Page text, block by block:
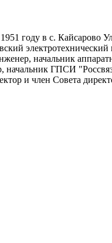
году в с. Кайсарово
электротехнический
начальник
ГПСИ
и член Совета